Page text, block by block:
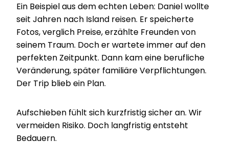
Ein Beispiel aus dem echten Leben: Daniel wollte
seit Jahren nach Island reisen. Er speicherte
Fotos, verglich Preise, erzählte Freunden von
seinem Traum. Doch er wartete immer auf den
perfekten Zeitpunkt. Dann kam eine berufliche
Veränderung, später familiäre Verpflichtungen.
Der Trip blieb ein Plan.
Aufschieben fühlt sich kurzfristig sicher an. Wir
vermeiden Risiko. Doch langfristig entsteht
Bedauern.